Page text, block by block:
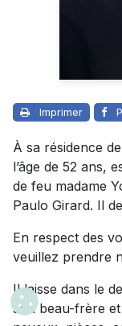
Imprimer
À sa résidence
l’âge de 52 ans,
de feu madame
Paulo Girard. Il
En respect des
veuillez prendre
Il laisse dans le
son beau-frère